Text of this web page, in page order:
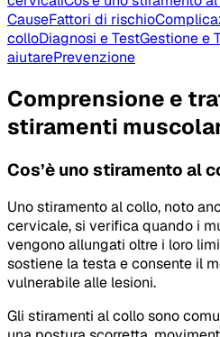
CauseFattori di rischio
colloDiagnosi e TestGestione e
aiutarePrevenzione
Comprensione e
stiramenti
Cos’è uno stiramento al
Uno stiramento al collo, noto
cervicale, si verifica quando i
vengono allungati oltre i loro
sostiene la testa e consente il
vulnerabile alle lesioni.
Gli stiramenti al collo sono